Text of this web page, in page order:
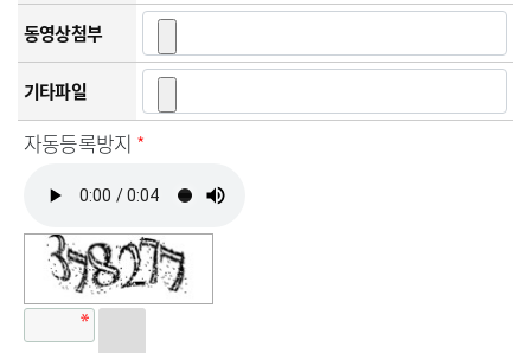
동영상첨부
기타파일
자동등록방지 *